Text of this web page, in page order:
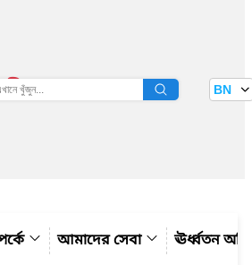
তথ্য বাতায়ন BN
আমাদের সেবা ঊর্ধ্বতন